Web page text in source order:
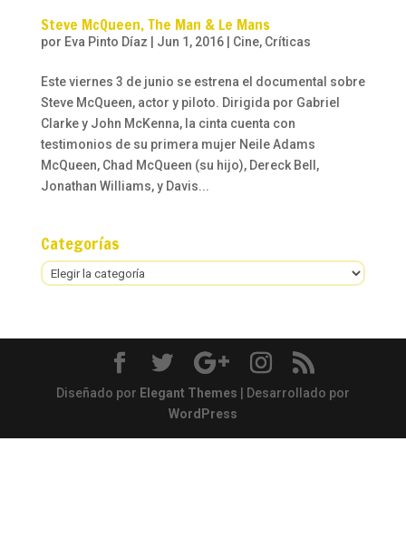
Steve McQueen, The Man & Le Mans
por Eva Pinto Díaz Jun 1, 2016| Cine, Críticas
Este viernes 3 de junio se estrena el documental sobre
Steve McQueen, actor y piloto. Dirigida por Gabriel
Clarke y John McKenna, la cinta cuenta con
testimonios de su primera mujer Neile Adams
McQueen, Chad McQueen (su hijo), Dereck Bell,
Jonathan Williams, y Davis...
Categorías
Categorías
Diseñado por Elegant Themes | Desarrollado por
WordPress